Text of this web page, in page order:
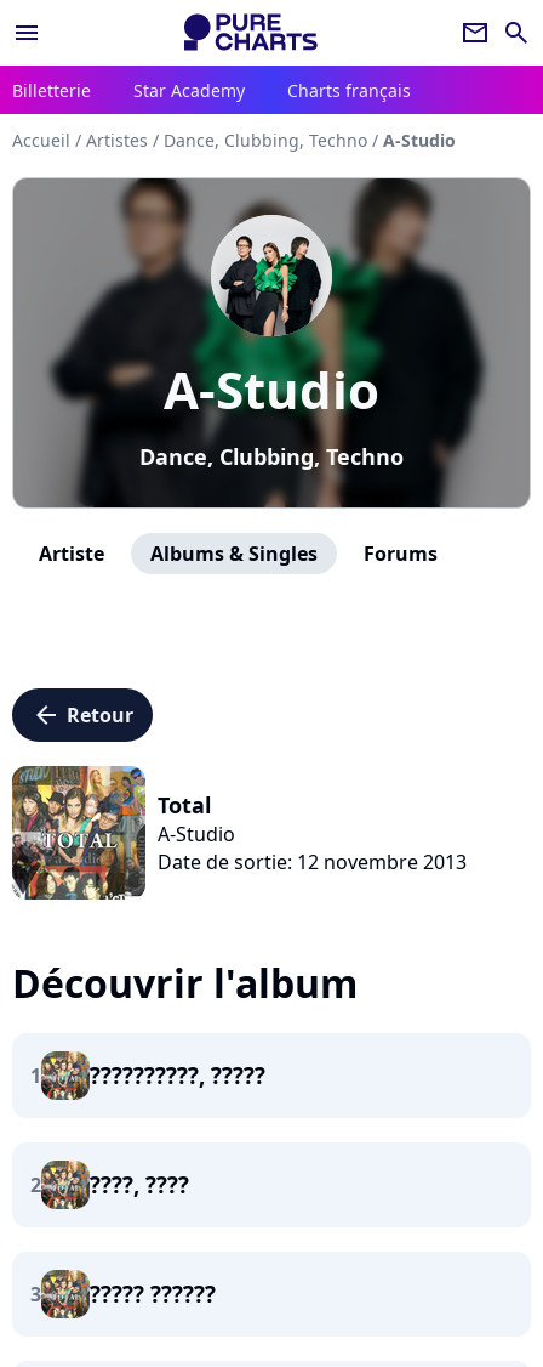
menu newsletter search
Billetterie Star Academy Charts français
Accueil / Artistes / Dance, Clubbing, Techno / A-Studio
A-Studio
Dance, Clubbing, Techno
Artiste Albums & Singles Forums
arrow_left Retour
Total
A-Studio
Date de sortie: 12 novembre 2013
Découvrir l'album
1 ??????????, ?????
2 ????, ????
3 ????? ??????